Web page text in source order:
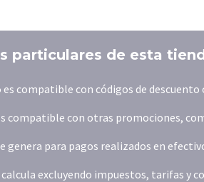
particulares de esta
es compatible con códigos de
compatible con otras promociones,
genera para pagos realizados en
excluyendo impuestos, tarifas y